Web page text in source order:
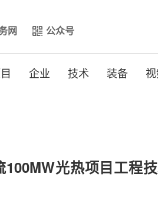
网 公众号
企业 技术 装备
100MW光热项目工程